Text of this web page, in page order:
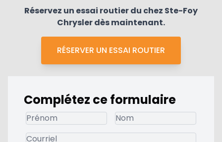
Réservez un essai routier du chez Ste-Foy
Chrysler dès maintenant.
RÉSERVER UN ESSAI ROUTIER
Complétez ce formulaire